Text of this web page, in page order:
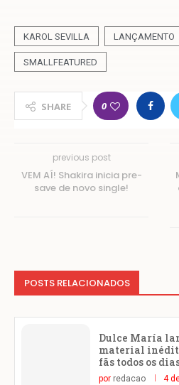
KAROL SEVILLA LANÇAMENTO
SMALLFEATURED
SHARE 0
previous post
VEM AÍ! Shakira inicia pre-
save de novo single!
POSTS RELACIONADOS
Dulce María
material inédito
fãs todos os
por redacao 4